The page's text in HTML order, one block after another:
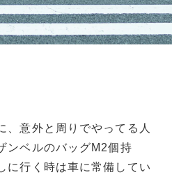
、意外と周りでやってる人
ンベルのバッグM2個持
に行く時は車に常備してい